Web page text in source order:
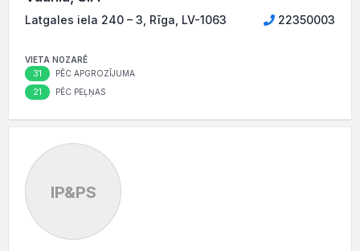
Latgales iela 240 – 3, Rīga, LV-1063 22350003
VIETA NOZARĒ
31 PĒC APGROZĪJUMA
21 PĒC PEĻŅAS
IP&PS